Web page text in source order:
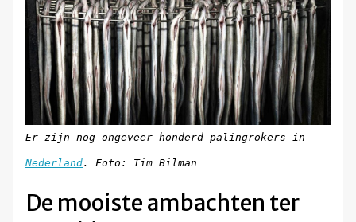
Er zijn nog ongeveer honderd palingrokers in
Nederland. Foto: Tim Bilman
De mooiste ambachten ter